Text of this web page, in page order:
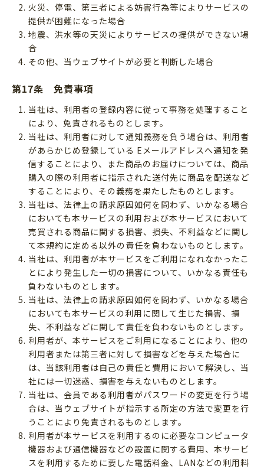
火災、停電、第三者による妨害行為等によりサービスの
提供が困難になった場合
地震、洪水等の天災によりサービスの提供ができない場
合
その他、当ウェブサイトが必要と判断した場合
第17条 免責事項
当社は、利用者の登録内容に従って事務を処理すること
により、免責されるものとします。
当社は、利用者に対して通知義務を負う場合は、利用者
があらかじめ登録している Eメールアドレスへ通知を発
信することにより、また商品のお届けについては、商品
購入の際の利用者に指示された送付先に商品を配送など
することにより、その義務を果たしたものとします。
当社は、法律上の請求原因如何を問わず、いかなる場合
においても本サービスの利用および本サービスにおいて
売買される商品に関する損害、損失、不利益などに関し
て本規約に定める以外の責任を負わないものとします。
当社は、利用者が本サービスをご利用になれなかったこ
とにより発生した一切の損害について、いかなる責任も
負わないものとします。
当社は、法律上の請求原因如何を問わず、いかなる場合
においても本サービスの利用に関して生じた損害、損
失、不利益などに関して責任を負わないものとします。
利用者が、本サービスをご利用になることにより、他の
利用者または第三者に対して損害などを与えた場合に
は、当該利用者は自己の責任と費用において解決し、当
社には一切迷惑、損害を与えないものとします。
当社は、会員である利用者がパスワードの変更を行う場
合は、当ウェブサイトが指示する所定の方法で変更を行
うことにより免責されるものとします。
利用者が本サービスを利用するのに必要なコンピュータ
機器および通信機器などの設置に関する費用、本サービ
スを利用するために要した電話料金、LANなどの利用料